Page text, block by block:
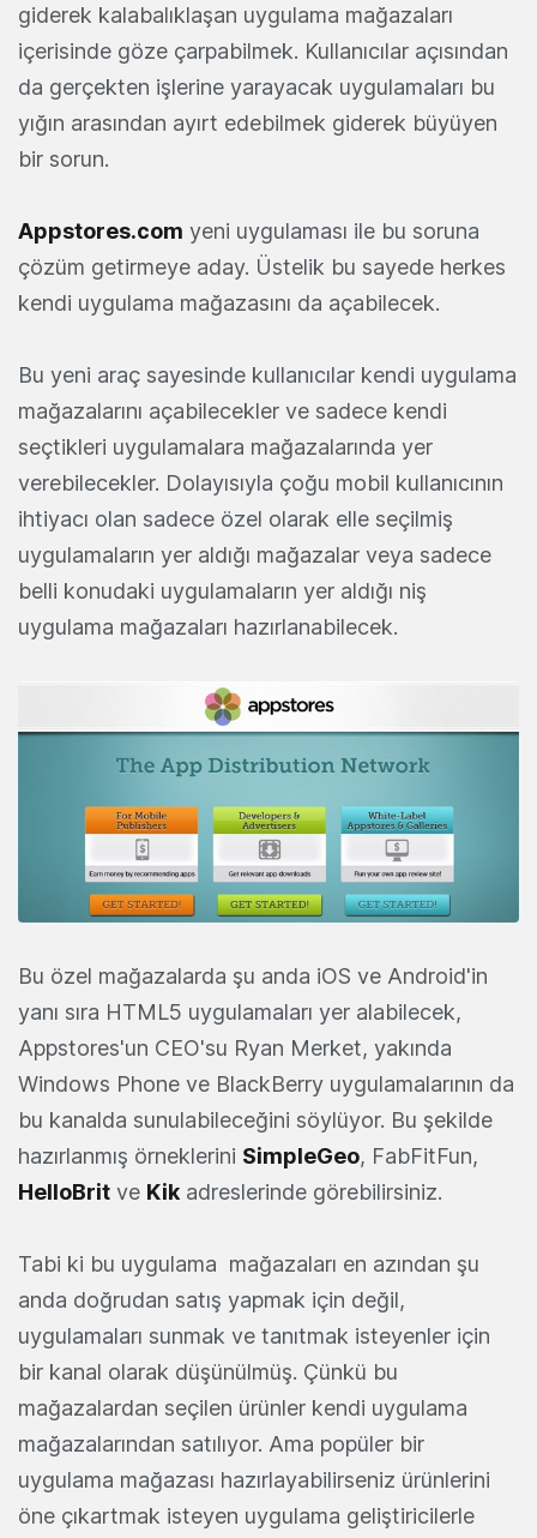
giderek kalabalıklaşan uygulama mağazaları
içerisinde göze çarpabilmek. Kullanıcılar açısından
da gerçekten işlerine yarayacak uygulamaları bu
yığın arasından ayırt edebilmek giderek büyüyen
bir sorun.
Appstores.com yeni uygulaması ile bu soruna
çözüm getirmeye aday. Üstelik bu sayede herkes
kendi uygulama mağazasını da açabilecek.
Bu yeni araç sayesinde kullanıcılar kendi uygulama
mağazalarını açabilecekler ve sadece kendi
seçtikleri uygulamalara mağazalarında yer
verebilecekler. Dolayısıyla çoğu mobil kullanıcının
ihtiyacı olan sadece özel olarak elle seçilmiş
uygulamaların yer aldığı mağazalar veya sadece
belli konudaki uygulamaların yer aldığı niş
uygulama mağazaları hazırlanabilecek.
Bu özel mağazalarda şu anda iOS ve Android'in
yanı sıra HTML5 uygulamaları yer alabilecek,
Appstores'un CEO'su Ryan Merket, yakında
Windows Phone ve BlackBerry uygulamalarının da
bu kanalda sunulabileceğini söylüyor. Bu şekilde
hazırlanmış örneklerini SimpleGeo, FabFitFun,
HelloBrit ve Kik adreslerinde görebilirsiniz.
Tabi ki bu uygulama mağazaları en azından şu
anda doğrudan satış yapmak için değil,
uygulamaları sunmak ve tanıtmak isteyenler için
bir kanal olarak düşünülmüş. Çünkü bu
mağazalardan seçilen ürünler kendi uygulama
mağazalarından satılıyor. Ama popüler bir
uygulama mağazası hazırlayabilirseniz ürünlerini
öne çıkartmak isteyen uygulama geliştiricilerle